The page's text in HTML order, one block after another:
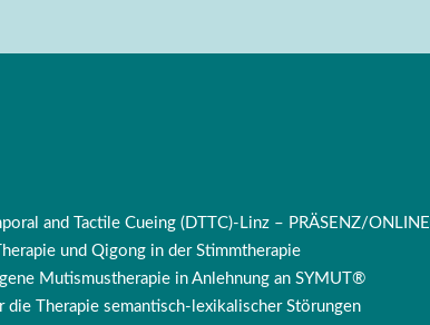
and Tactile Cueing (DTTC)-Linz – PRÄSENZ/ONLINE
und Qigong in der Stimmtherapie
Mutismustherapie in Anlehnung an SYMUT®
die Therapie semantisch-lexikalischer Störungen